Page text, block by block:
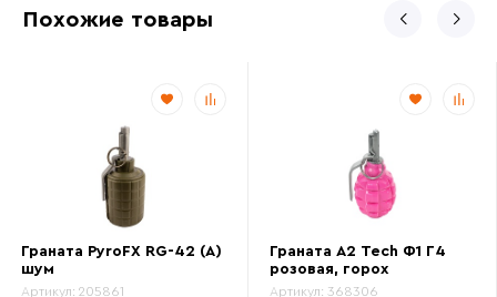
Похожие товары
Граната PyroFX RG-42 (A)
шум
Артикул: 205861
Граната A2 Tech Ф1 Г4
розовая, горох
Артикул: 368306